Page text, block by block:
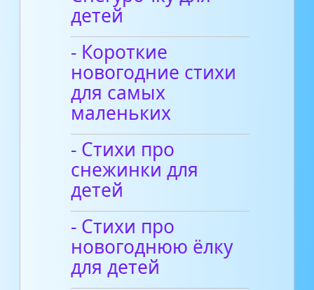
детей
- Короткие
новогодние стихи
для самых
маленьких
- Стихи про
снежинки для
детей
- Стихи про
новогоднюю ёлку
для детей